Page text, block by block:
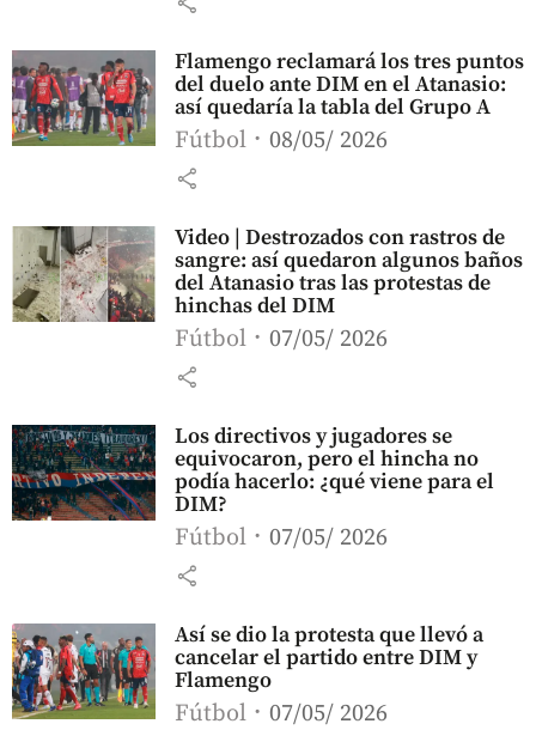
Flamengo reclamará los tres puntos
del duelo ante DIM en el Atanasio:
así quedaría la tabla del Grupo A
Fútbol 08/05/ 2026
share
Video | Destrozados con rastros de
sangre: así quedaron algunos baños
del Atanasio tras las protestas de
hinchas del DIM
Fútbol 07/05/ 2026
share
Los directivos y jugadores se
equivocaron, pero el hincha no
podía hacerlo: ¿qué viene para el
DIM?
Fútbol 07/05/ 2026
share
Así se dio la protesta que llevó a
cancelar el partido entre DIM y
Flamengo
Fútbol 07/05/ 2026